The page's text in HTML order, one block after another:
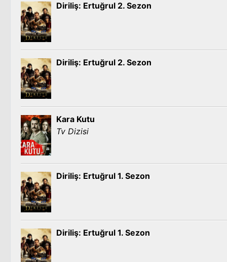
Diriliş: Ertuğrul 2. Sezon
Diriliş: Ertuğrul 2. Sezon
Kara Kutu
Tv Dizisi
Diriliş: Ertuğrul 1. Sezon
Diriliş: Ertuğrul 1. Sezon